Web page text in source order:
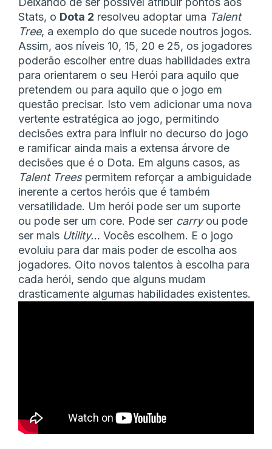
Stats, o Dota 2 resolveu adoptar uma Talent
Tree, a exemplo do que sucede noutros jogos.
Assim, aos níveis 10, 15, 20 e 25, os jogadores
poderão escolher entre duas habilidades extra
para orientarem o seu Herói para aquilo que
pretendem ou para aquilo que o jogo em
questão precisar. Isto vem adicionar uma nova
vertente estratégica ao jogo, permitindo
decisões extra para influir no decurso do jogo
e ramificar ainda mais a extensa árvore de
decisões que é o Dota. Em alguns casos, as
Talent Treespermitem reforçar a ambiguidade
inerente a certos heróis que é também
versatilidade. Um herói pode ser um suporte
ou pode ser um core. Pode ser carryou pode
ser mais Utility… Vocês escolhem. E o jogo
evoluiu para dar mais poder de escolha aos
jogadores. Oito novos talentos à escolha para
cada herói, sendo que alguns mudam
drasticamente algumas habilidades existentes.